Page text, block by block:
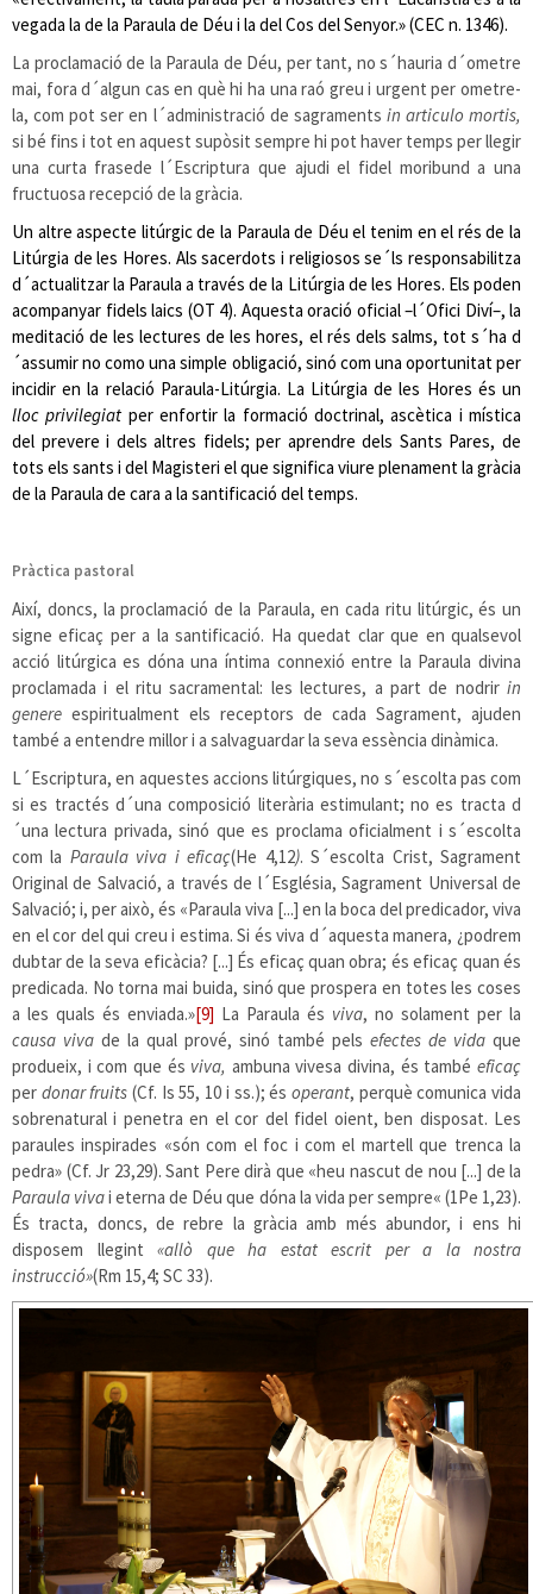
vegada la de la Paraula de Déu i la del Cos del Senyor.» (CEC n. 1346).
La proclamació de la Paraula de Déu, per tant, no s´hauria d´ometre
mai, fora d´algun cas en què hi ha una raó greu i urgent per ometre-
la, com pot ser en l´administració de sagraments in articulo mortis,
si bé fins i tot en aquest supòsit sempre hi pot haver temps per llegir
una curta frasede l´Escriptura que ajudi el fidel moribund a una
fructuosa recepció de la gràcia.
Un altre aspecte litúrgic de la Paraula de Déu el tenim en el rés de la
Litúrgia de les Hores. Als sacerdots i religiosos se´ls responsabilitza
d´actualitzar la Paraula a través de la Litúrgia de les Hores. Els poden
acompanyar fidels laics (OT 4). Aquesta oració oficial –l´Ofici Diví–, la
meditació de les lectures de les hores, el rés dels salms, tot s´ha d
´assumir no como una simple obligació, sinó com una oportunitat per
incidir en la relació Paraula-Litúrgia. La Litúrgia de les Hores és un
lloc privilegiat per enfortir la formació doctrinal, ascètica i mística
del prevere i dels altres fidels; per aprendre dels Sants Pares, de
tots els sants i del Magisteri el que significa viure plenament la gràcia
de la Paraula de cara a la santificació del temps.
Pràctica pastoral
Així, doncs, la proclamació de la Paraula, en cada ritu litúrgic, és un
signe eficaç per a la santificació. Ha quedat clar que en qualsevol
acció litúrgica es dóna una íntima connexió entre la Paraula divina
proclamada i el ritu sacramental: les lectures, a part de nodrir in
genere espiritualment els receptors de cada Sagrament, ajuden
també a entendre millor i a salvaguardar la seva essència dinàmica.
L´Escriptura, en aquestes accions litúrgiques, no s´escolta pas com
si es tractés d´una composició literària estimulant; no es tracta d
´una lectura privada, sinó que es proclama oficialment i s´escolta
com la Paraula viva i eficaç(He 4,12). S´escolta Crist, Sagrament
Original de Salvació, a través de l´Església, Sagrament Universal de
Salvació; i, per això, és «Paraula viva [...] en la boca del predicador, viva
en el cor del qui creu i estima. Si és viva d´aquesta manera, ¿podrem
dubtar de la seva eficàcia? [...] És eficaç quan obra; és eficaç quan és
predicada. No torna mai buida, sinó que prospera en totes les coses
a les quals és enviada.»[9] La Paraula és viva, no solament per la
causa viva de la qual prové, sinó també pels efectes de vida que
produeix, i com que és viva, ambuna vivesa divina, és tambéeficaç
per donar fruits(Cf. Is 55, 10 i ss.); és operant, perquè comunica vida
sobrenatural i penetra en el cor del fidel oient, ben disposat. Les
paraules inspirades «són com el foc i com el martell que trenca la
pedra» (Cf. Jr 23,29). Sant Pere dirà que «heu nascut de nou [...] de la
Paraula vivai eterna de Déu que dóna la vida per sempre« (1Pe 1,23).
És tracta, doncs, de rebre la gràcia amb més abundor, i ens hi
disposem llegint «allò que ha estat escrit per a
la nostra
instrucció»(Rm 15,4; SC 33).